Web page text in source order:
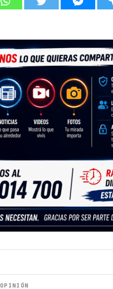
OPINIÓN